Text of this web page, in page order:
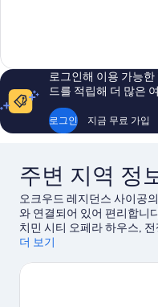
점,
최
예
요,
이
로그인해 이용 가능
드를 적립해 더 많은
로그인 지금 무료 가입
주변 지역 정
오크우드 레지던스 사이공
와 연결되어 있어 편리합니
치민 시티 오페라 하우스,
즐길 수 있는 부이 뷔엔 위
수 없죠.
더 보기